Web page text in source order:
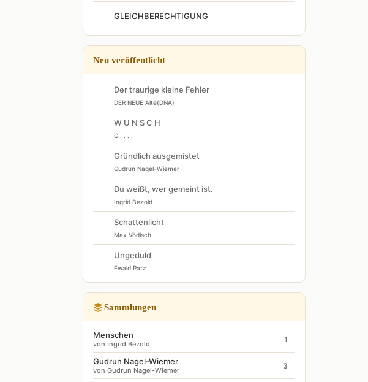
GLEICHBERECHTIGUNG
Neu veröffentlicht
Der traurige kleine Fehler
DER NEUE Alte(DNA)
W U N S C H
G . . . .
Gründlich ausgemistet
Gudrun Nagel-Wiemer
Du weißt, wer gemeint ist.
Ingrid Bezold
Schattenlicht
Max Vödisch
Ungeduld
Ewald Patz
Sammlungen
Menschen
von Ingrid Bezold
1
Gudrun Nagel-Wiemer
von Gudrun Nagel-Wiemer
3